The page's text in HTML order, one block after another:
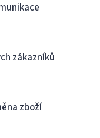
zákazníků
zboží